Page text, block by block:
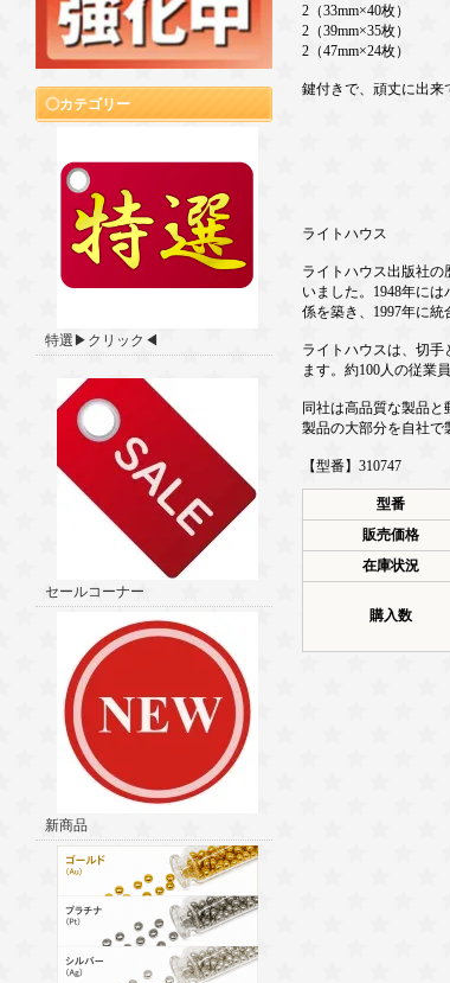
カテゴリー
特選▶クリック◀
セールコーナー
新商品
2（33mm×40枚）
2（39mm×35枚）
2（47mm×24枚）
鍵付きで、頑丈に出来
ライトハウス
ライトハウス出版社の
いました。1948年に
係を築き、1997年に統
ライトハウスは、切
ます。約100人の従業
同社は高品質な製品
製品の大部分を自社で
【型番】310747
型番
販売価格
在庫状況
購入数